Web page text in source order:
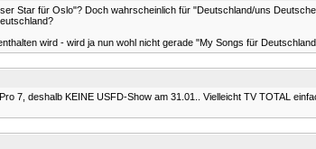
Star für Oslo"? Doch wahrscheinlich für "Deutschland/uns
wird - wird ja nun wohl nicht gerade "My Songs für
7, deshalb KEINE USFD-Show am 31.01.. Vielleicht TV TOTAL